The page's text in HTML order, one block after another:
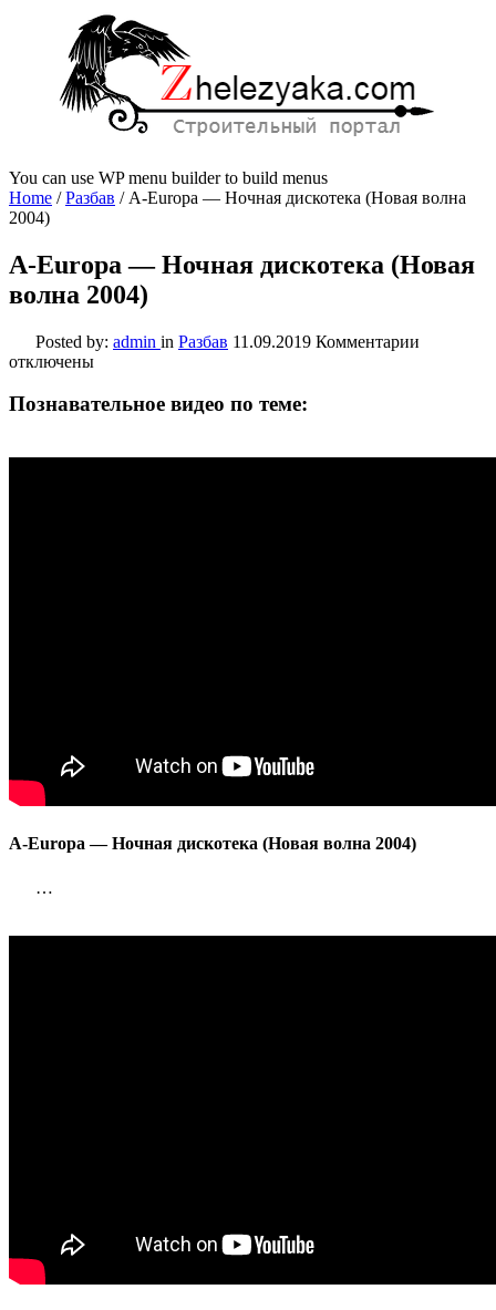
You can use WP menu builder to build menus
Home /Разбав / A-Europa — Ночная дискотека (Новая волна
2004)
A-Europa — Ночная дискотека (Новая
волна 2004)
Posted by: admin in Разбав 11.09.2019 Комментарии
дискотека
отключены
Познавательное видео по теме:
A-Europa — Ночная дискотека (Новая волна 2004)
…